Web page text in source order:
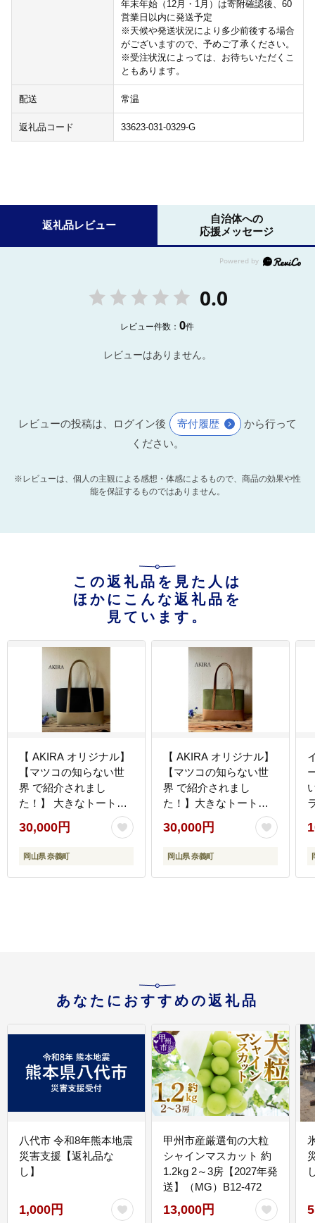
年末年始（12月・1月）は寄附確認後、60
営業日以内に発送予定
※天候や発送状況により多少前後する場合
がございますので、予めご了承ください。
※受注状況によっては、お待ちいただくこ
ともあります。
配送 常温
返礼品コード 33623-031-0329-G
返礼品レビュー
自治体への
応援メッセージ
0.0
レビュー件数：0件
レビューはありません。
レビューの投稿は、ログイン後 寄付履歴
から行って
ください。
※レビューは、個人の主観による感想・体感によるもので、商品の効果や性
能を保証するものではありません。
この返礼品を見た人は
ほかにこんな返礼品を
見ています。
【 AKIRA オリジナル】
【マツコの知らない世
界 で紹介されまし
た！】 大きなトートバ
ッグ メンズショルダー
タイプ 黒帆布×ベージュ
A4対応 大きい 大容量
キャンバス 肩掛け 通勤
30,000円
岡山県 奈義町
【 AKIRA オリジナル】
【マツコの知らない世
界 で紹介されまし
た！】大きなトートバ
ッグ メンズショルダー
タイプ カーキ帆布×茶色
A4対応 大きい 大容量
キャンバス 肩掛け 通勤
30,000円
岡山県 奈義町
あなたにおすすめの返礼品
八代市 令和8年熊本地震
災害支援【返礼品な
し】
1,000円
甲州市産厳選旬の大粒
シャインマスカット 約
1.2kg 2～3房【2027年発
送】（MG）B12-472
13,000円